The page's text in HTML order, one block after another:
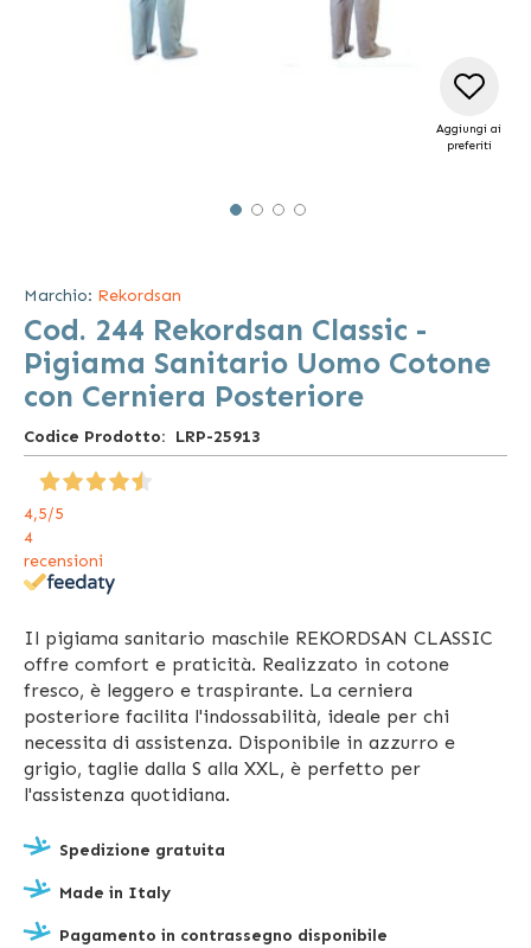
galleria
di
immagini
Aggiungi ai
preferiti
Marchio: Rekordsan
Cod. 244 Rekordsan Classic -
Pigiama Sanitario Uomo Cotone
con Cerniera Posteriore
Codice Prodotto LRP-25913
4,5/5
4
recensioni
Il pigiama sanitario maschile REKORDSAN CLASSIC
offre comfort e praticità. Realizzato in cotone
fresco, è leggero e traspirante. La cerniera
posteriore facilita l'indossabilità, ideale per chi
necessita di assistenza. Disponibile in azzurro e
grigio, taglie dalla S alla XXL, è perfetto per
l'assistenza quotidiana.
Spedizione gratuita
Made in Italy
Pagamento in contrassegno disponibile